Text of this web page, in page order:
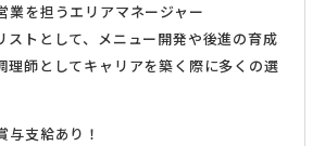
業を担うエリアマネージャー
ストとして、メニュー開発や後進の育成
理師としてキャリアを築く際に多くの選
支給あり！